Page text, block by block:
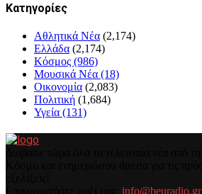
Kατηγορίες
Αθλητικά Νέα (2,174)
Ελλάδα (2,174)
Κόσμος (986)
Μουσικά Νέα (18)
Οικονομία (2,083)
Πολιτική (1,684)
Υγεία (131)
info@beuradio.gr